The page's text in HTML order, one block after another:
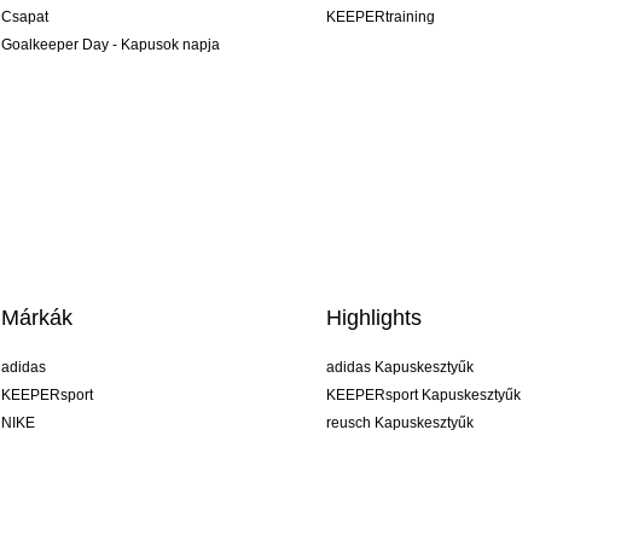
Csapat
Goalkeeper Day - Kapusok napja
KEEPERtraining
Márkák
adidas
KEEPERsport
NIKE
Highlights
adidas Kapuskesztyűk
KEEPERsport Kapuskesztyűk
reusch Kapuskesztyűk